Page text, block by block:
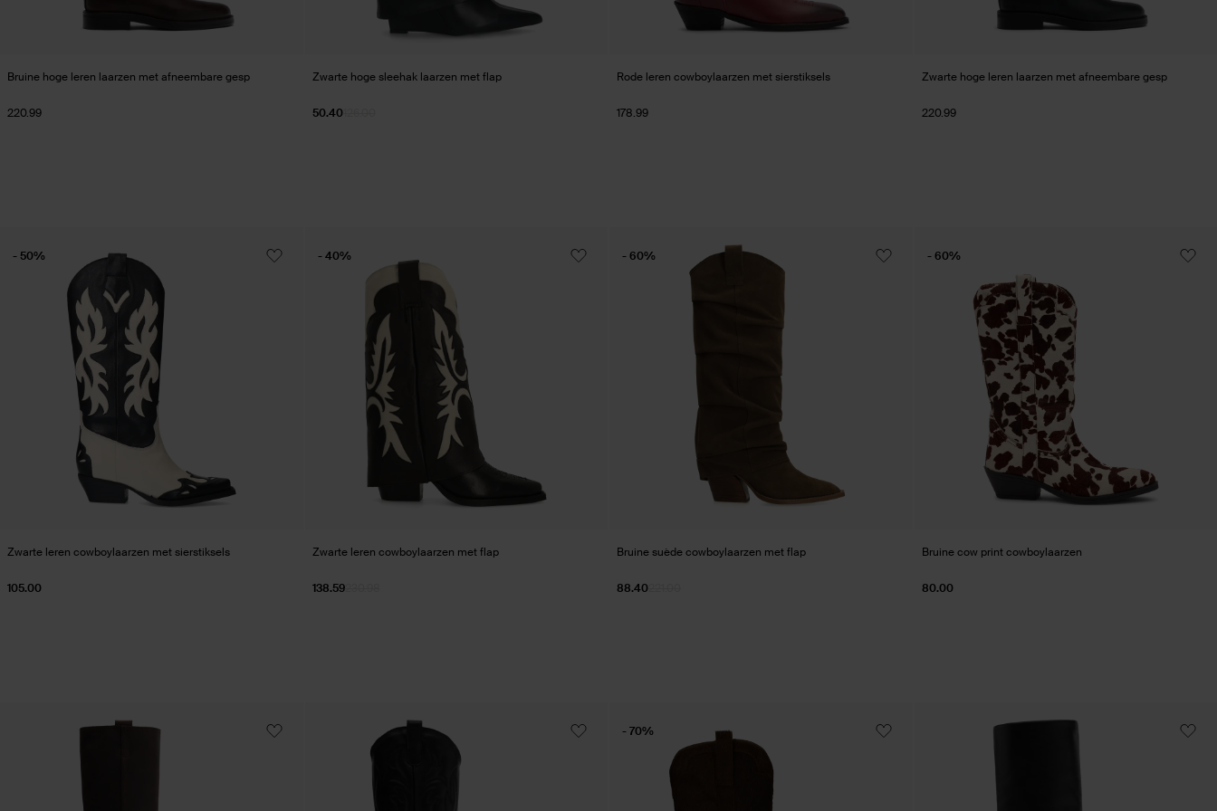
Bruine hoge leren laarzen met afneembare gesp
220.99
Zwarte hoge sleehak laarzen met flap
126.00
50.40
Rode leren cowboylaarzen met sierstiksels
178.99
Zwarte hoge leren laarzen met afneembare gesp
220.99
Zwarte leren cowboylaarzen met sierstiksels
105.00
- 50%
Zwarte leren cowboylaarzen met flap
230.98
138.59
- 40%
Bruine suède cowboylaarzen met flap
88.40
- 60%
Bruine cow print cowboylaarzen
80.00
- 60%
- 70%